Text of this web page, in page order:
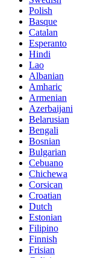
Polish
Basque
Catalan
Esperanto
Hindi
Lao
Albanian
Amharic
Armenian
Azerbaijani
Belarusian
Bengali
Bosnian
Bulgarian
Cebuano
Chichewa
Corsican
Croatian
Dutch
Estonian
Filipino
Finnish
Frisian